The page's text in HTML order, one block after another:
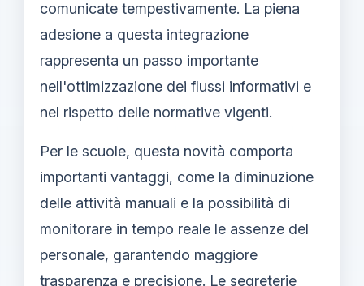
comunicate tempestivamente. La piena
adesione a questa integrazione
rappresenta un passo importante
nell'ottimizzazione dei flussi informativi e
nel rispetto delle normative vigenti.
Per le scuole, questa novità comporta
importanti vantaggi, come la diminuzione
delle attività manuali e la possibilità di
monitorare in tempo reale le assenze del
personale, garantendo maggiore
trasparenza e precisione. Le segreterie